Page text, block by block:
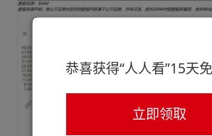
恭喜获得“人人看”15天
立即领取